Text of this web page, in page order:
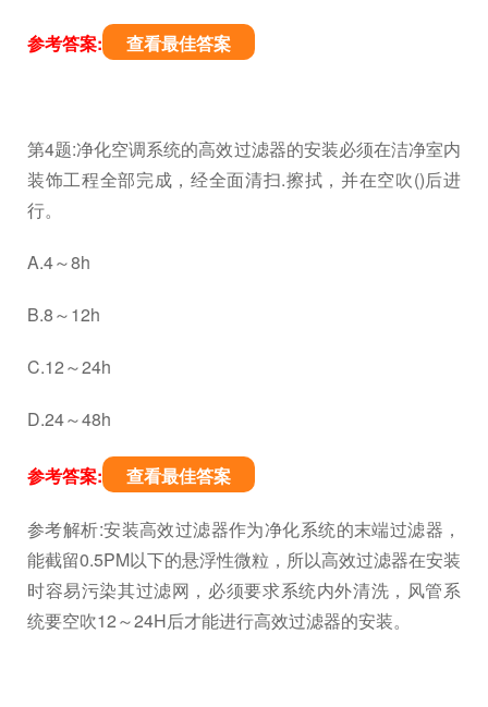
参考答案: 查看最佳答案
第4题:净化空调系统的高效过滤器的安装必须在洁净室内
装饰工程全部完成，经全面清扫.擦拭，并在空吹()后进
行。
A.4～8h
B.8～12h
C.12～24h
D.24～48h
参考答案: 查看最佳答案
参考解析:安装高效过滤器作为净化系统的末端过滤器，
能截留0.5PM以下的悬浮性微粒，所以高效过滤器在安装
时容易污染其过滤网，必须要求系统内外清洗，风管系
统要空吹12～24H后才能进行高效过滤器的安装。